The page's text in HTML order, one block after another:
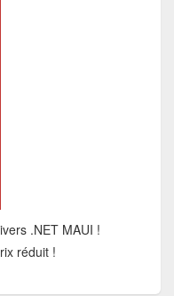
.NET MAUI !
réduit !